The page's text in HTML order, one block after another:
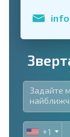
UNITED
+1